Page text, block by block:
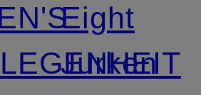
Eight
Jurken